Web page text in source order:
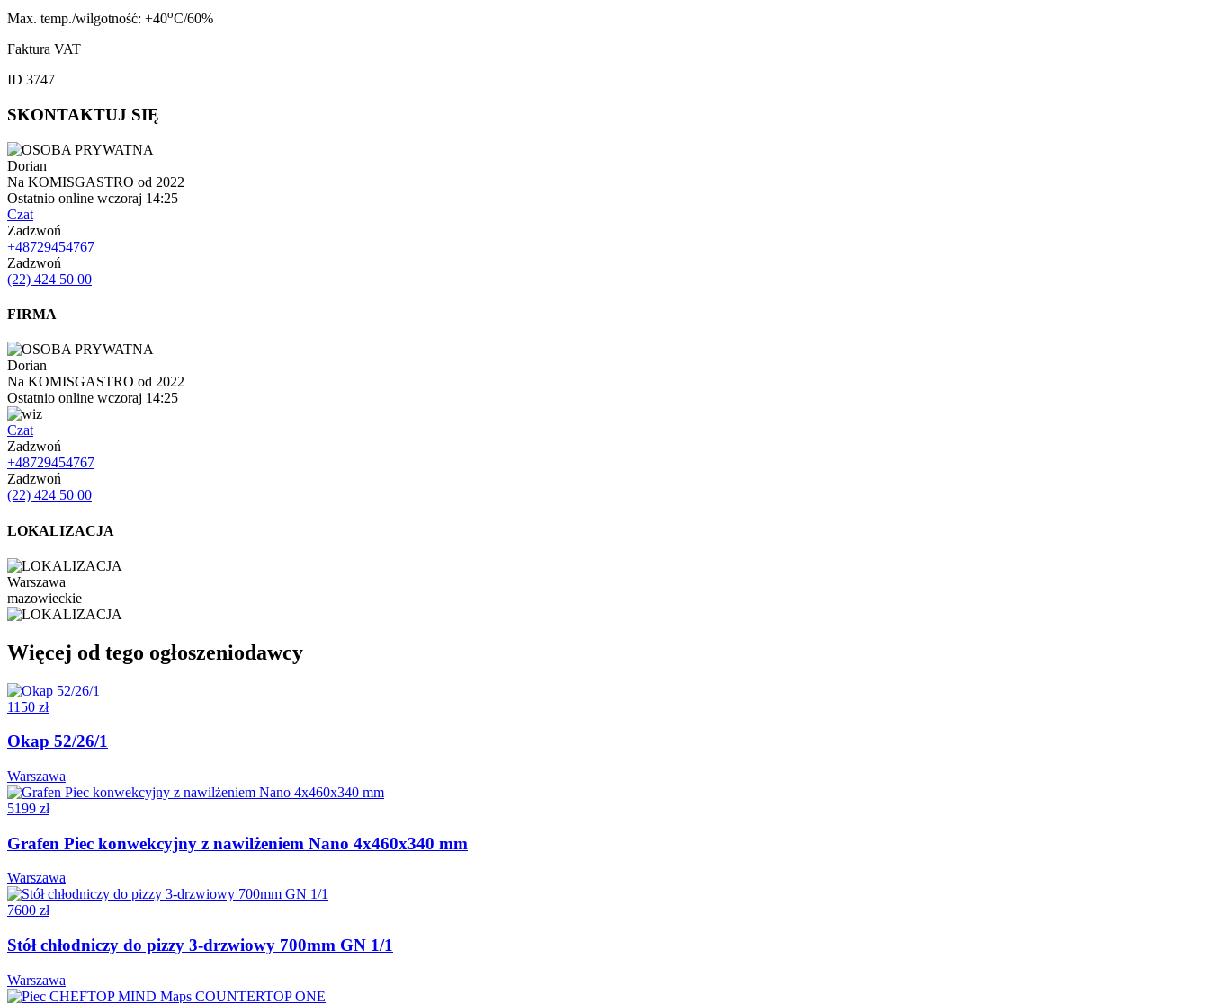
Max. temp./wilgotność: +40oC/60%
Faktura VAT
ID 3747
SKONTAKTUJ SIĘ
Dorian
Na KOMISGASTRO od 2022
Ostatnio online wczoraj 14:25
Czat
Zadzwoń
+48729454767
Zadzwoń
(22) 424 50 00
FIRMA
Dorian
Na KOMISGASTRO od 2022
Ostatnio online wczoraj 14:25
Czat
Zadzwoń
+48729454767
Zadzwoń
(22) 424 50 00
LOKALIZACJA
Warszawa
mazowieckie
Więcej od tego ogłoszeniodawcy
1150 zł
Okap 52/26/1
Warszawa
5199 zł
Grafen Piec konwekcyjny z nawilżeniem Nano 4x460x340 mm
Warszawa
7600 zł
Stół chłodniczy do pizzy 3-drzwiowy 700mm GN 1/1
Warszawa